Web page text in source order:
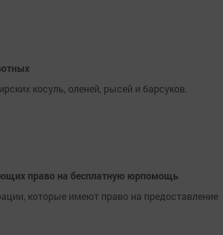
косуль, оленей, рысей и барсуков.
право на бесплатную юрпомощь
которые имеют право на предоставление